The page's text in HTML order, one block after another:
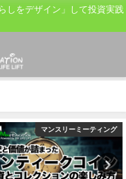
しをデザイン」して投資実践
マンスリーミーティング